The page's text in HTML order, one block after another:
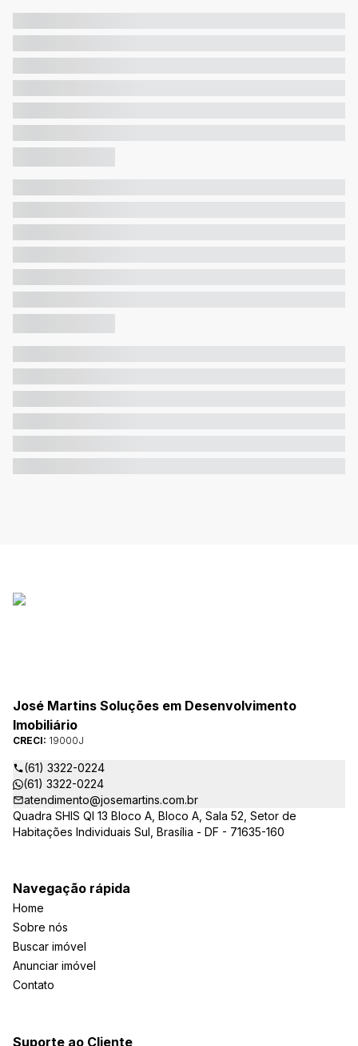
José Martins Soluções em Desenvolvimento
Imobiliário
CRECI: 19000J
(61) 3322-0224
(61) 3322-0224
atendimento@josemartins.com.br
Quadra SHIS QI 13 Bloco A, Bloco A, Sala 52, Setor de
Habitações Individuais Sul, Brasília - DF - 71635-160
Navegação rápida
Home
Sobre nós
Buscar imóvel
Anunciar imóvel
Contato
Suporte ao Cliente